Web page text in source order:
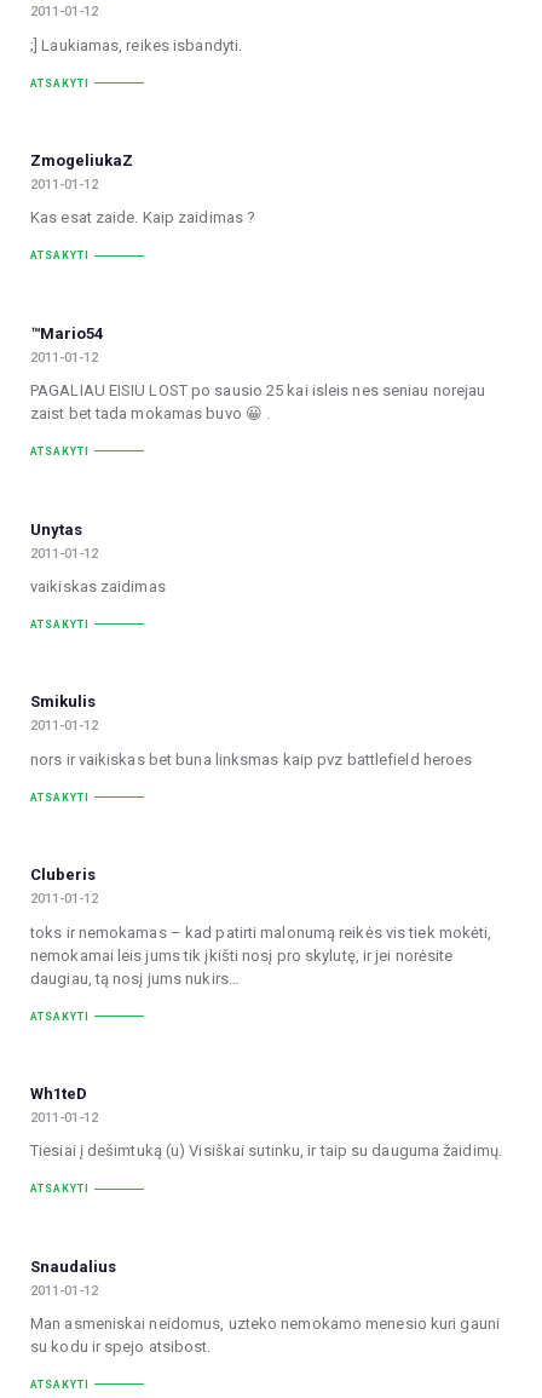
2011-01-12
;] Laukiamas, reikes isbandyti.
ATSAKYTI
ZmogeliukaZ
2011-01-12
Kas esat zaide. Kaip zaidimas ?
ATSAKYTI
™Mario54
2011-01-12
PAGALIAU EISIU LOST po sausio 25 kai isleis nes seniau norejau
zaist bet tada mokamas buvo 😀 .
ATSAKYTI
Unytas
2011-01-12
vaikiskas zaidimas
ATSAKYTI
Smikulis
2011-01-12
nors ir vaikiskas bet buna linksmas kaip pvz battlefield heroes
ATSAKYTI
Cluberis
2011-01-12
toks ir nemokamas – kad patirti malonumą reikės vis tiek mokėti,
nemokamai leis jums tik įkišti nosį pro skylutę, ir jei norėsite
daugiau, tą nosį jums nukirs…
ATSAKYTI
Wh1teD
2011-01-12
Tiesiai į dešimtuką (u) Visiškai sutinku, ir taip su dauguma žaidimų.
ATSAKYTI
Snaudalius
2011-01-12
Man asmeniskai neidomus, uzteko nemokamo menesio kuri gauni
su kodu ir spejo atsibost.
ATSAKYTI